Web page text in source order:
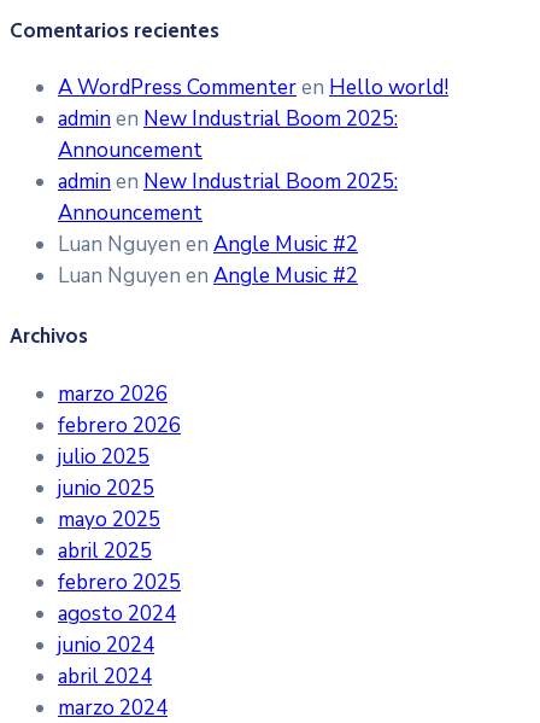
Comentarios recientes
A WordPress Commenteren Hello world!
adminen New Industrial Boom 2025:
Announcement
adminen New Industrial Boom 2025:
Announcement
Luan Nguyen en Angle Music #2
Luan Nguyen en Angle Music #2
Archivos
marzo 2026
febrero 2026
julio 2025
junio 2025
mayo 2025
abril 2025
febrero 2025
agosto 2024
junio 2024
abril 2024
marzo 2024